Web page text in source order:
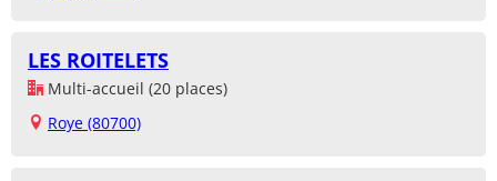
LES ROITELETS
Multi-accueil (20 places)
Roye (80700)